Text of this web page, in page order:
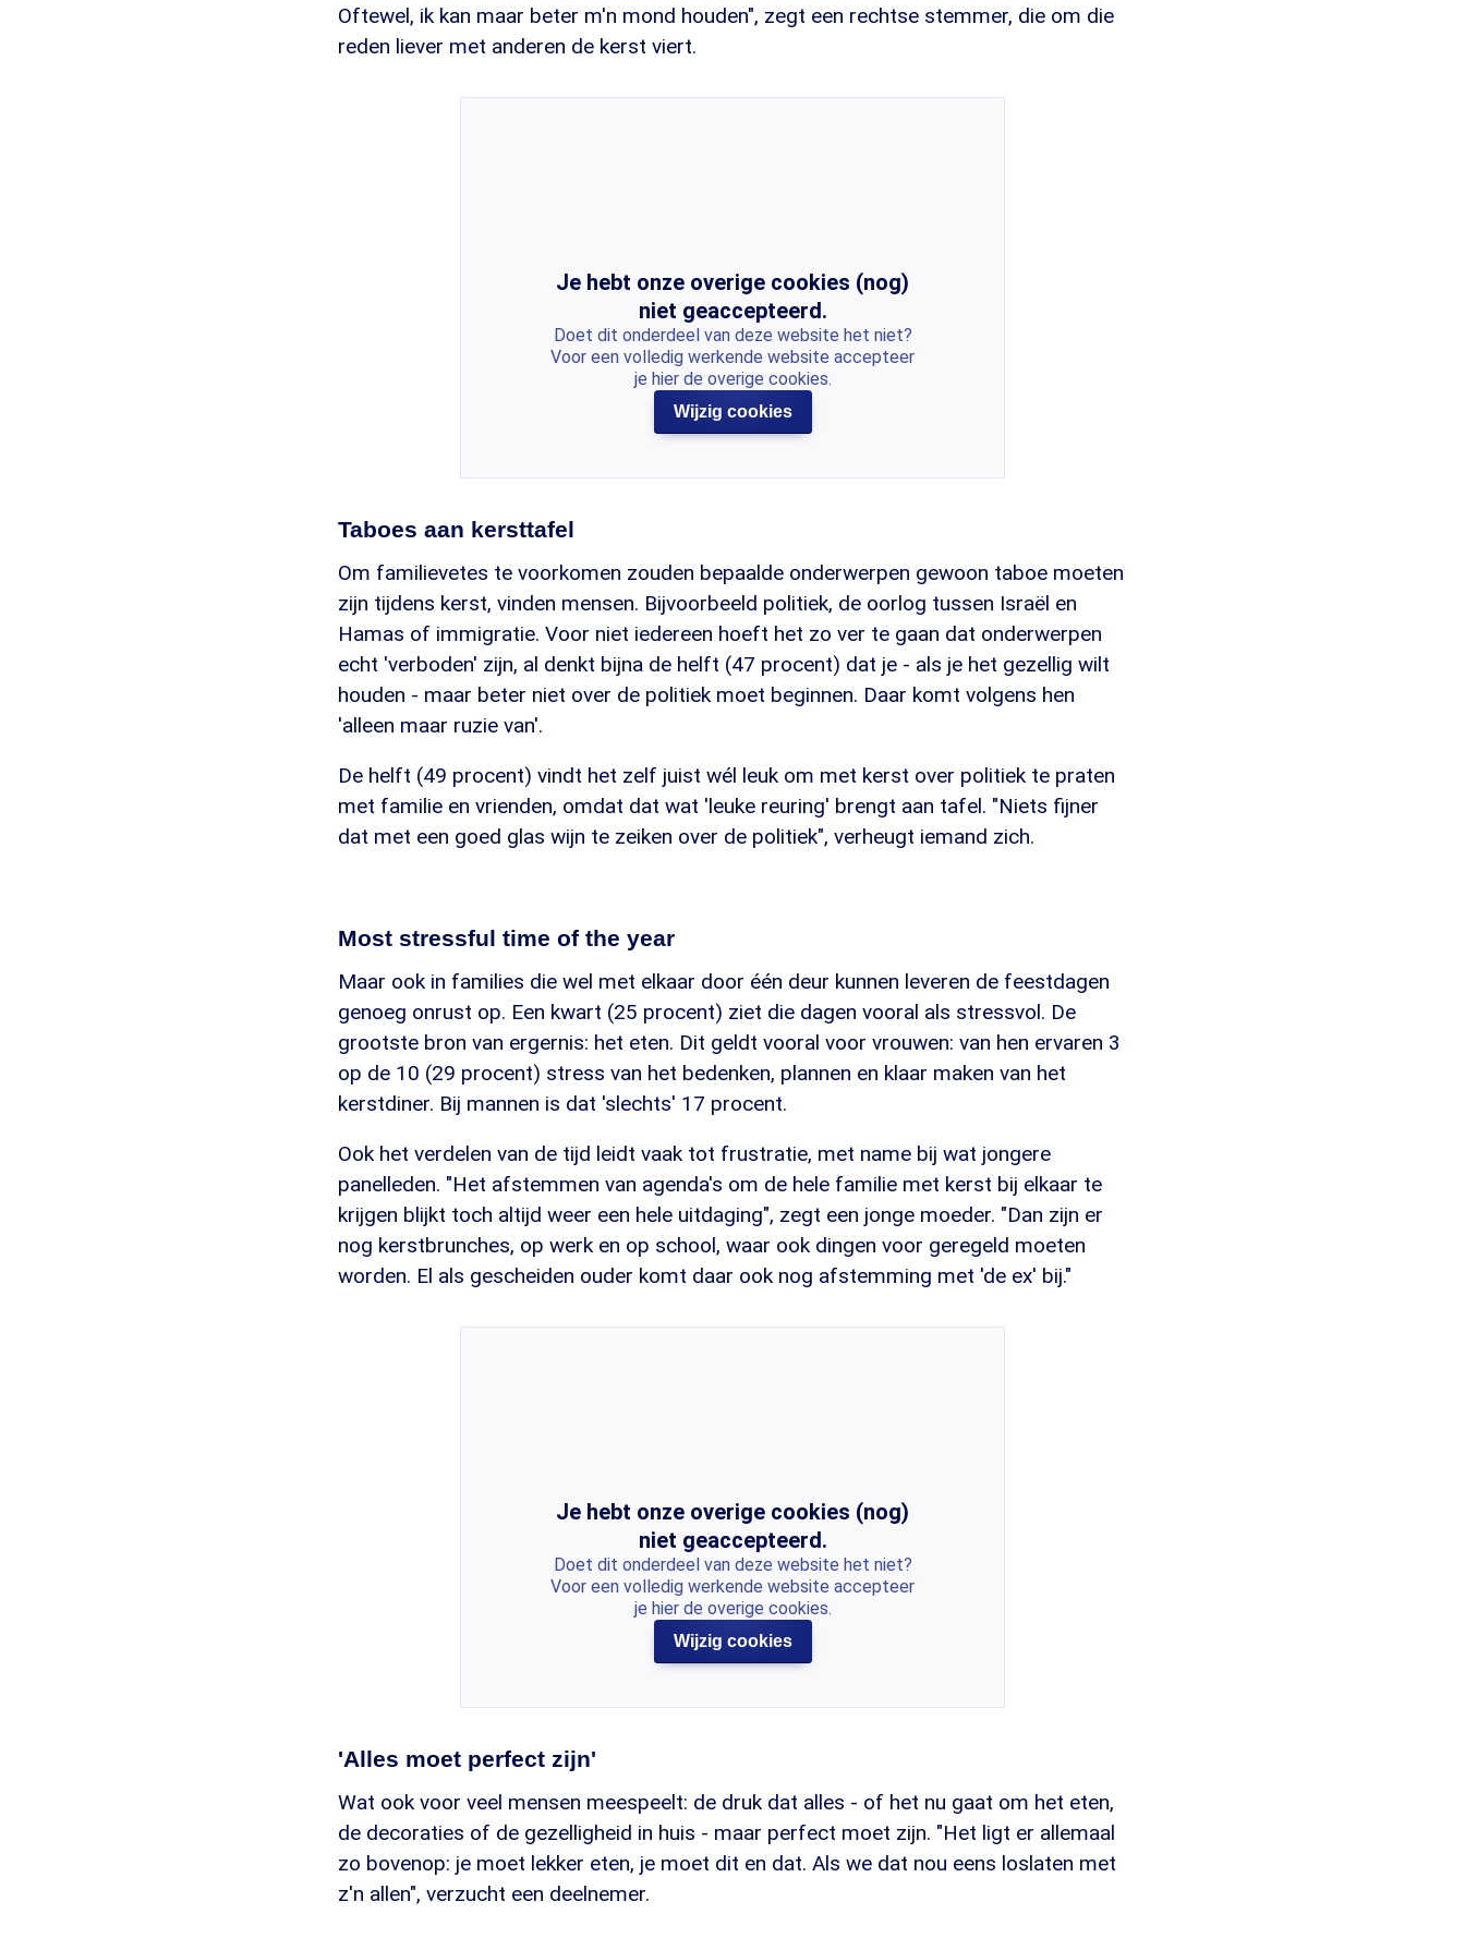
Oftewel, ik kan maar beter m'n mond houden", zegt een rechtse stemmer, die om die
reden liever met anderen de kerst viert.
Je hebt onze overige cookies (nog)
niet geaccepteerd.
Doet dit onderdeel van deze website het niet?
Voor een volledig werkende website accepteer
je hier de overige cookies.
Wijzig cookies
Taboes aan kersttafel
Om familievetes te voorkomen zouden bepaalde onderwerpen gewoon taboe moeten
zijn tijdens kerst, vinden mensen. Bijvoorbeeld politiek, de oorlog tussen Israël en
Hamas of immigratie. Voor niet iedereen hoeft het zo ver te gaan dat onderwerpen
echt 'verboden' zijn, al denkt bijna de helft (47 procent) dat je - als je het gezellig wilt
houden - maar beter niet over de politiek moet beginnen. Daar komt volgens hen
'alleen maar ruzie van'.
De helft (49 procent) vindt het zelf juist wél leuk om met kerst over politiek te praten
met familie en vrienden, omdat dat wat 'leuke reuring' brengt aan tafel. "Niets fijner
dat met een goed glas wijn te zeiken over de politiek", verheugt iemand zich.
Most stressful time of the year
Maar ook in families die wel met elkaar door één deur kunnen leveren de feestdagen
genoeg onrust op. Een kwart (25 procent) ziet die dagen vooral als stressvol. De
grootste bron van ergernis: het eten. Dit geldt vooral voor vrouwen: van hen ervaren 3
op de 10 (29 procent) stress van het bedenken, plannen en klaar maken van het
kerstdiner. Bij mannen is dat 'slechts' 17 procent.
Ook het verdelen van de tijd leidt vaak tot frustratie, met name bij wat jongere
panelleden. "Het afstemmen van agenda's om de hele familie met kerst bij elkaar te
krijgen blijkt toch altijd weer een hele uitdaging", zegt een jonge moeder. "Dan zijn er
nog kerstbrunches, op werk en op school, waar ook dingen voor geregeld moeten
worden. El als gescheiden ouder komt daar ook nog afstemming met 'de ex' bij."
Je hebt onze overige cookies (nog)
niet geaccepteerd.
Doet dit onderdeel van deze website het niet?
Voor een volledig werkende website accepteer
je hier de overige cookies.
Wijzig cookies
'Alles moet perfect zijn'
Wat ook voor veel mensen meespeelt: de druk dat alles - of het nu gaat om het eten,
de decoraties of de gezelligheid in huis - maar perfect moet zijn. "Het ligt er allemaal
zo bovenop: je moet lekker eten, je moet dit en dat. Als we dat nou eens loslaten met
z'n allen", verzucht een deelnemer.